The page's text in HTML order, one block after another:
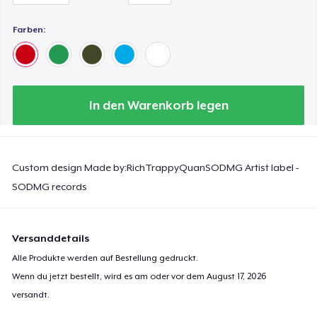
Farben:
In den Warenkorb legen
Custom design Made by:RichTrappyQuanSODMG Artist label -
SODMG records
Versanddetails
Alle Produkte werden auf Bestellung gedruckt.
Wenn du jetzt bestellt, wird es am oder vor demAugust 17, 2026
versandt.